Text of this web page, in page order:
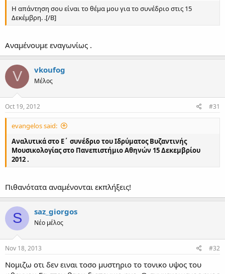
Η απάντηση σου είναι το θέμα μου για το συνέδριο στις 15
Δεκέμβρη. .[/B]
Αναμένουμε εναγωνίως .
V vkoufog
Μέλος
Oct 19, 2012 #31
evangelos said:
Αναλυτικά στο Ε΄ συνέδριο του Ιδρύματος Βυζαντινής
Μουσικολογίας στο Πανεπιστήμιο Αθηνών 15 Δεκεμβρίου
2012 .
Πιθανότατα αναμένονται εκπλήξεις!
S saz_giorgos
Νέο μέλος
Nov 18, 2013 #32
Νομιζω οτι δεν ειναι τοσο μυστηριο το τονικο υψος του